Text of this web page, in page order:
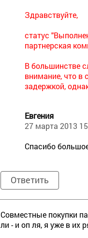
Здравствуйте,
статус
партнерская
В большинстве
внимание, что в
задержкой,
Евгения
27 марта 2013
Спасибо
Ответить
Совместные покупки
ли - и оп ля, я уже в их